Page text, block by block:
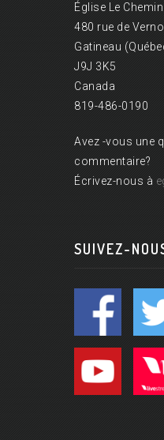
Église Le Chemin
480 rue de
Gatineau
J9J 3K5
Canada
819-486-0190
Avez -vous une
commentaire?
Écrivez-nous à
SUIVEZ-